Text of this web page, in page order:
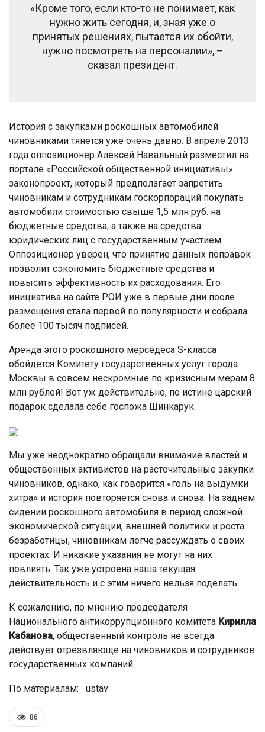
«Кроме того, если кто-то не понимает, как
нужно жить сегодня, и, зная уже о
принятых решениях, пытается их обойти,
нужно посмотреть на персоналии», –
сказал президент.
История с закупками роскошных автомобилей
чиновниками тянется уже очень давно. В апреле 2013
года оппозиционер Алексей Навальный разместил на
портале «Российской общественной инициативы»
законопроект, который предполагает запретить
чиновникам и сотрудникам госкорпораций покупать
автомобили стоимостью свыше 1,5 млн руб. на
бюджетные средства, а также на средства
юридических лиц с государственным участием.
Оппозиционер уверен, что принятие данных поправок
позволит сэкономить бюджетные средства и
повысить эффективность их расходования. Его
инициатива на сайте РОИ уже в первые дни после
размещения стала первой по популярности и собрала
более 100 тысяч подписей.
Аренда этого роскошного мерседеса S-класса
обойдется Комитету государственных услуг города
Москвы в совсем нескромные по кризисным мерам 8
млн рублей! Вот уж действительно, по истине царский
подарок сделала себе госпожа Шинкарук.
Мы уже неоднократно обращали внимание властей и
общественных активистов на расточительные закупки
чиновников, однако, как говорится «голь на выдумки
хитра» и история повторяется снова и снова. На заднем
сидении роскошного автомобиля в период сложной
экономической ситуации, внешней политики и роста
безработицы, чиновникам легче рассуждать о своих
проектах. И никакие указания не могут на них
повлиять. Так уже устроена наша текущая
действительность и с этим ничего нельзя поделать.
К сожалению, по мнению председателя
Национального антикоррупционного комитета Кирилла
Кабанова, общественный контроль не всегда
действует отрезвляюще на чиновников и сотрудников
государственных компаний.
По материалам: ustav
86